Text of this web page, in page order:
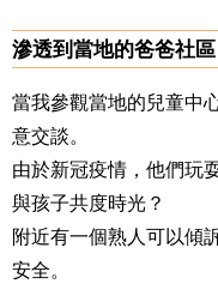
滲透到當地的爸爸社區
當我參觀當地的兒童中
意交談。
由於新冠疫情，他們玩
與孩子共度時光？
附近有一個熟人可以傾
安全。